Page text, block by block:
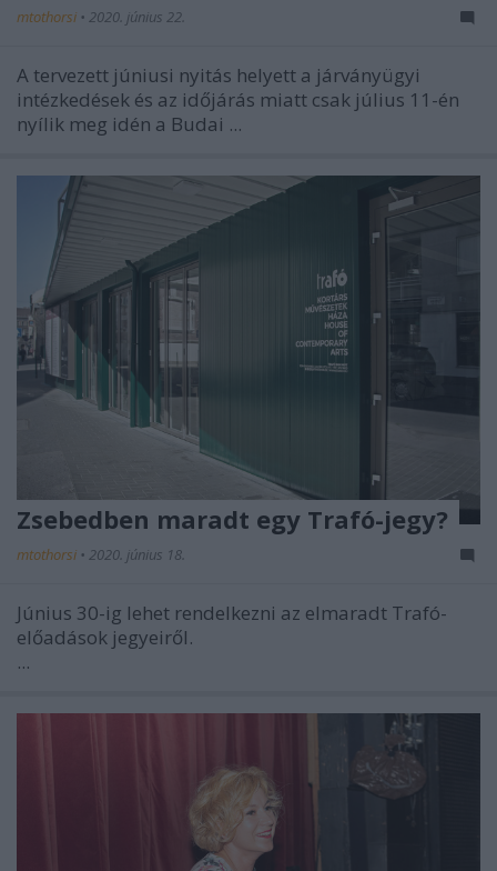
mtothorsi • 2020. június 22.
A tervezett júniusi nyitás helyett a járványügyi
intézkedések és az időjárás miatt csak július 11-én
nyílik meg idén a Budai ...
Zsebedben maradt egy Trafó-jegy?
mtothorsi • 2020. június 18.
Június 30-ig lehet rendelkezni az elmaradt Trafó-
előadások jegyeiről.
...